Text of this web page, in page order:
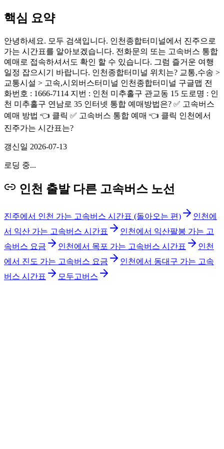
핵심 요약
안녕하세요. 모두 검색입니다. 인천종합터미널에서 진주으로
가는 시간표를 알아보겠습니다. 전화문의 또는 고속버스 통합
예매로 접속하셔서도 확인 할 수 있습니다. 그럼 즐거운 여행
일정 잡으시기 바랍니다. 인천종합터미널 위치는? 교통,수송 >
교통시설 > 고속,시외버스터미널 인천종합터미널 구글맵 전
화번호 : 1666-7114 지번 : 인천 미추홀구 관교동 15 도로명 : 인
천 미추홀구 연남로 35 인터넷 통합 예매방법은? ✅ 고속버스
예매 방법 👈 클릭 ✅ 고속버스 통합 예매 👈 클릭 인천에서
진주가는 시간표는?
갱신일 2026-07-13
로딩 중...
인천 출발 다른 고속버스 노선
진주에서 인천 가는 고속버스 시간표 (돌아오는 편)
인천에
서 익산 가는 고속버스 시간표
인천에서 익산팔봉 가는 고
속버스 요금
인천에서 목포 가는 고속버스 시간표
인천
에서 진도 가는 고속버스 요금
인천에서 동대구 가는 고속
버스 시간표
모두고버스